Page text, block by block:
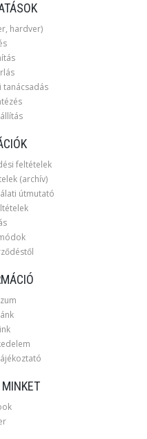
hardver)
tanácsadás
feltételek
(archív)
útmutató